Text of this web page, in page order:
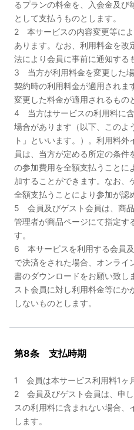
るプランの料金を、入会金及び
として支払うものとします。
2 本サービスの内容変更等に
あります。なお、利用料金を改
法により会員に事前に通知する
3 当方が利用料金を変更した場
契約時の利用料金が適用されま
変更した料金が適用されるもの
4 当方はサービスの利用料に
場合があります（以下、このよ
ト」といいます。）。利用料
員は、当方が定める所定の条件
の参加費用を全額支払うことに
加することができます。なお、
全額支払うことにより参加が認
5 会員及びゲスト会員は、商
管理者が商品ページにて指定す
す。
6 本サービスを利用する会員
で決済をされた場合、オンライ
書のダウンロードをお願い致し
スト会員に対し利用料金等に
しないものとします。
第8条 支払時期
1 会員は本サービス利用料1ヶ
2 会員及びゲスト会員は、申
スの利用料に含まれない場合、
します。